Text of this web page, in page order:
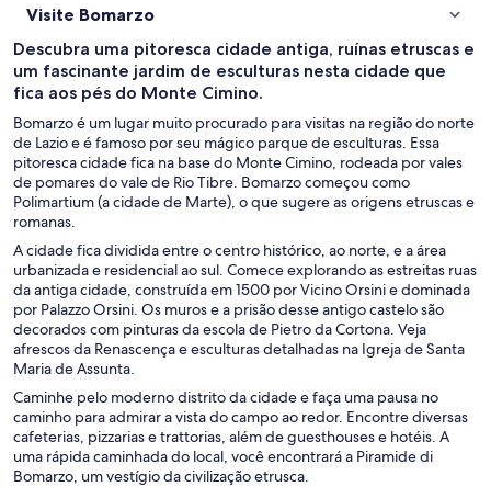
Visite Bomarzo
Descubra uma pitoresca cidade antiga, ruínas etruscas e
um fascinante jardim de esculturas nesta cidade que
fica aos pés do Monte Cimino.
Bomarzo é um lugar muito procurado para visitas na região do norte
de Lazio e é famoso por seu mágico parque de esculturas. Essa
pitoresca cidade fica na base do Monte Cimino, rodeada por vales
de pomares do vale de Rio Tibre. Bomarzo começou como
Polimartium (a cidade de Marte), o que sugere as origens etruscas e
romanas.
A cidade fica dividida entre o centro histórico, ao norte, e a área
urbanizada e residencial ao sul. Comece explorando as estreitas ruas
da antiga cidade, construída em 1500 por Vicino Orsini e dominada
por Palazzo Orsini. Os muros e a prisão desse antigo castelo são
decorados com pinturas da escola de Pietro da Cortona. Veja
afrescos da Renascença e esculturas detalhadas na Igreja de Santa
Maria de Assunta.
Caminhe pelo moderno distrito da cidade e faça uma pausa no
caminho para admirar a vista do campo ao redor. Encontre diversas
cafeterias, pizzarias e trattorias, além de guesthouses e hotéis. A
uma rápida caminhada do local, você encontrará a Piramide di
Bomarzo, um vestígio da civilização etrusca.